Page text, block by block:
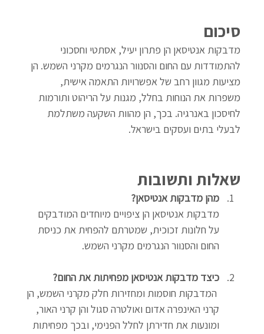
סיכום
מדבקות אנטיסאן הן פתרון יעיל, אסתטי וחסכוני
להתמודדות עם החום והסנוור הנגרמים מקרני השמש. הן
מציעות מגוון רחב של אפשרויות התאמה אישית,
משפרות את הנוחות בחלל, מגנות על הריהוט ותורמות
לחיסכון באנרגיה. בכך, הן מהוות השקעה משתלמת
לבעלי בתים ועסקים בישראל.
שאלות ותשובות
מהן מדבקות אנטיסאן?
מדבקות אנטיסאן הן ציפויים מיוחדים המודבקים
על חלונות זכוכית, שמטרתם להפחית את כניסת
החום והסנוור הנגרמים מקרני השמש.
כיצד מדבקות אנטיסאן מפחיתות את החום?
המדבקות חוסמות ומחזירות חלק מקרני השמש, הן
קרני האינפרה אדום ואולטרה סגול והן קרני האור,
ומונעות את חדירתן לחלל הפנימי, ובכך מפחיתות